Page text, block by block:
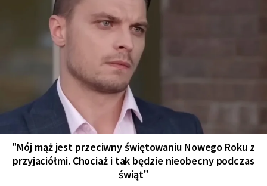
"Mój mąż jest przeciwny świętowaniu Nowego Roku z
przyjaciółmi. Chociaż i tak będzie nieobecny podczas
świąt"